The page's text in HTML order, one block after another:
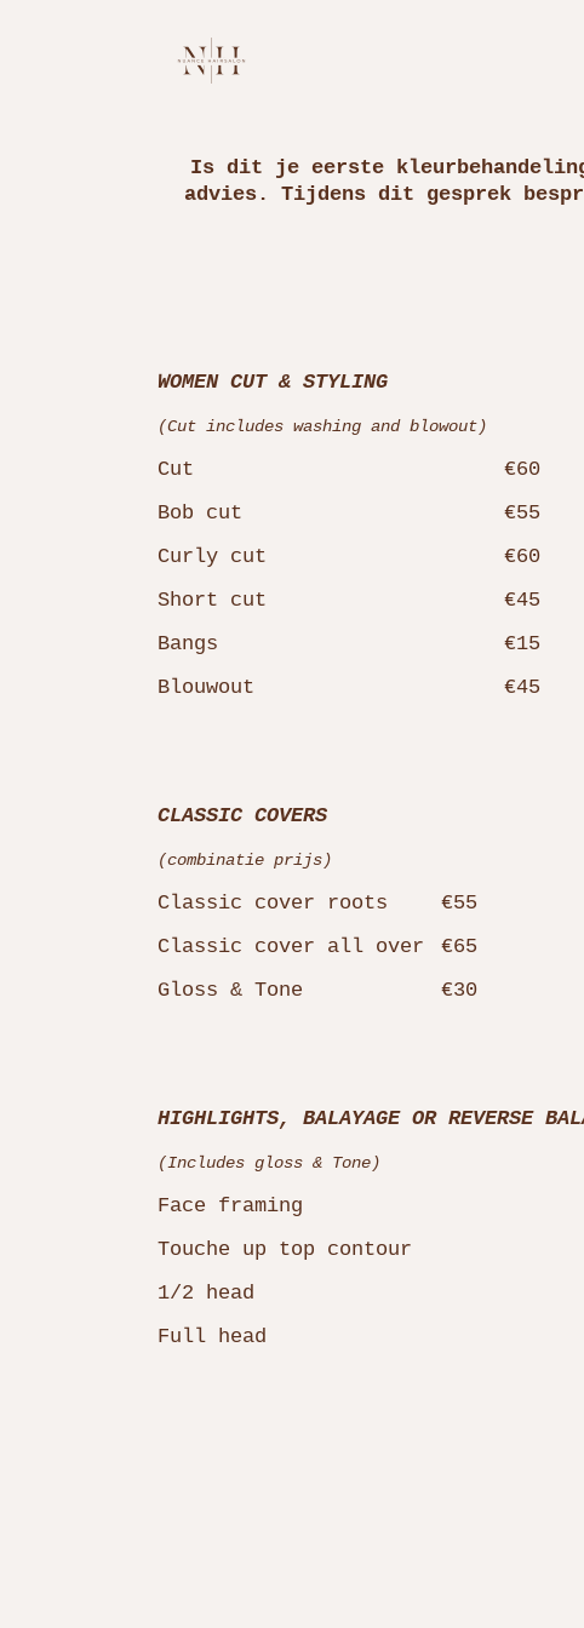
Is dit je eerste
advies. Tijdens dit gesprek
WOMEN CUT & STYLING
(Cut includes washing and blowout)
Cut
€60
Bob cut
€55
Curly cut
€60
Short cut
€45
Bangs
€15
Blouwout
€45
CLASSIC COVERS
(combinatie prijs)
Classic cover roots
€55
Classic cover all over
€65
Gloss & Tone
€30
HIGHLIGHTS, BALAYAGE OR REVERSE
(Includes gloss & Tone)
Face framing
Touche up top contour
1/2 head
Full head